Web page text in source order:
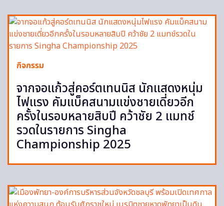
กิจกรรม
จากจอแก้วสู่คอร์ตเทนนิส นักแสดงหนุ่ม
ไฟแรง คัมแบ็คสนามแข่งชายเดี่ยวอีก
ครั้งในรอบหลายสิบปี คว้าชัย 2 แมทช์
รวดในรายการ Singha
Championship 2025